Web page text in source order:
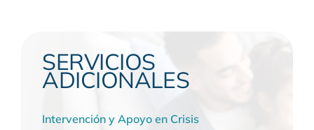
SERVICIOS
ADICIONALES
Intervención y Apoyo en Crisis